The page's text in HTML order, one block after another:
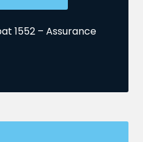
1552 – Assurance